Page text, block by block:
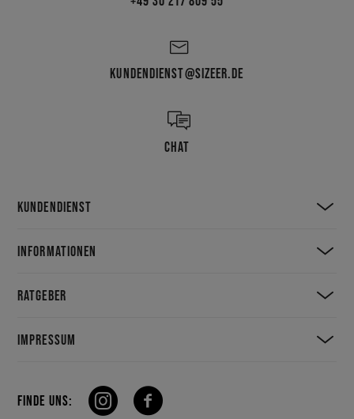
KUNDENDIENST@SIZEER.DE
CHAT
KUNDENDIENST
INFORMATIONEN
RATGEBER
IMPRESSUM
FINDE UNS: